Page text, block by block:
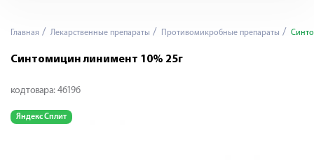
Главная Лекарственные препараты Противомикробные препараты
Синтомицин линимент 10% 25г
код товара: 46196
Яндекс Сплит